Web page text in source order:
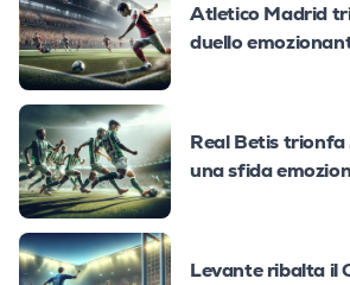
Atletico Madrid
duello
Real Betis trionfa
una sfida
Levante ribalta il